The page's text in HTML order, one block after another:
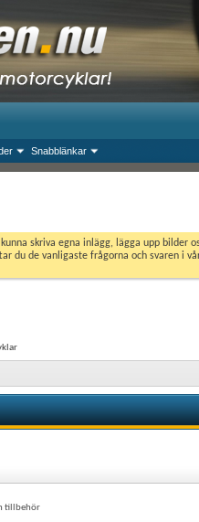
Snabblänkar
skriva egna inlägg, lägga upp
du de vanligaste frågorna och svaren i
tillbehör